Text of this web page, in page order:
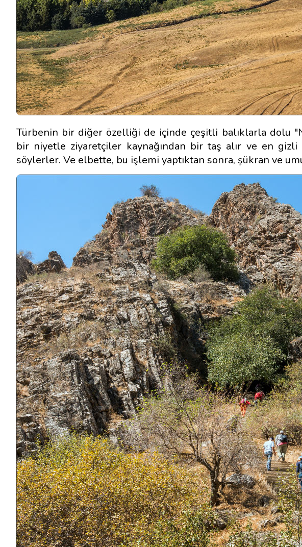
Türbenin bir diğer özelliği de içinde çeşitli balıklarla dolu
bir niyetle ziyaretçiler kaynağından bir taş alır ve en
söylerler. Ve elbette, bu işlemi yaptıktan sonra, şükran ve